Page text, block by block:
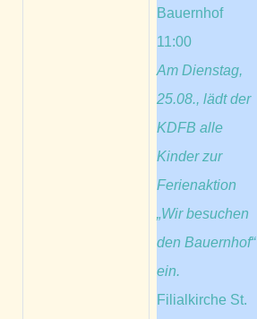
Bauernhof
11:00
Am Dienstag,
25.08., lädt der
KDFB alle
Kinder zur
Ferienaktion
„Wir besuchen
den Bauernhof“
ein.
Filialkirche St.